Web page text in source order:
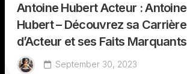
Antoine Hubert Acteur : Antoine
Hubert – Découvrez sa Carrière
d’Acteur et ses Faits Marquants
September 30, 2023